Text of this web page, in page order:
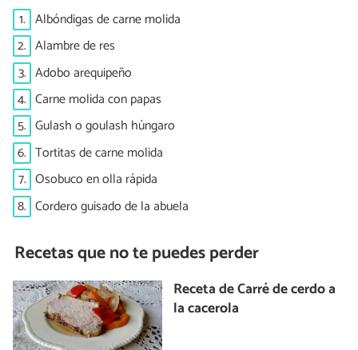
1. Albóndigas de carne molida
2. Alambre de res
3. Adobo arequipeño
4. Carne molida con papas
5. Gulash o goulash húngaro
6. Tortitas de carne molida
7. Osobuco en olla rápida
8. Cordero guisado de la abuela
Recetas que no te puedes perder
Receta de Carré de cerdo a
la cacerola